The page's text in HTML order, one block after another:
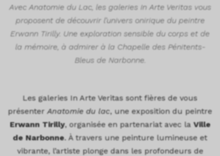
Avec Anatomie du Lac, les galeries In Arte Veritas vous
proposent de découvrir l’univers onirique du peintre
Erwann Tirilly. Une exploration sensible du corps et de
la mémoire, à admirer à la Chapelle des Pénitents-
Bleus de Narbonne.
Les galeries In Arte Veritas sont fières de vous
présenterAnatomie du lac, une exposition du peintre
Erwann Tirilly, organisée en partenariat avec laVille
de Narbonne. À travers une peinture lumineuse et
vibrante, l’artiste plonge dans les profondeurs de